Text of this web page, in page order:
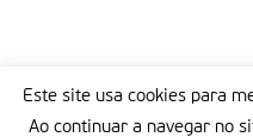
Este site usa cookies para
Ao continuar a navegar no